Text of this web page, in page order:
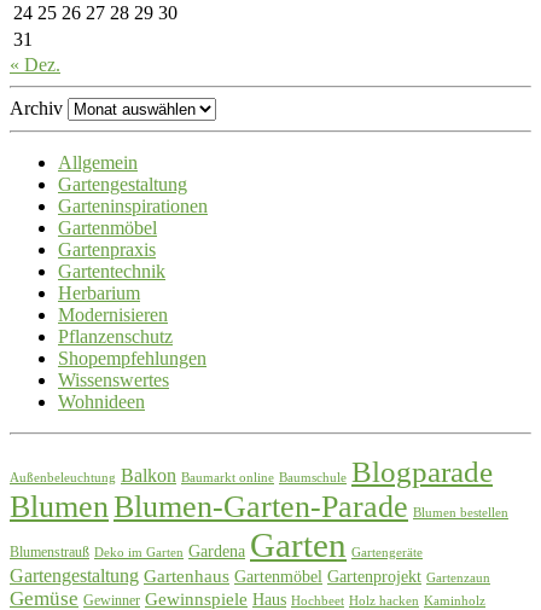
24 25 26 27 28 29 30
31
« Dez.
Archiv
Allgemein
Gartengestaltung
Garteninspirationen
Gartenmöbel
Gartenpraxis
Gartentechnik
Herbarium
Modernisieren
Pflanzenschutz
Shopempfehlungen
Wissenswertes
Wohnideen
Außenbeleuchtung Balkon Baumarkt online Baumschule Blogparade
BlumenBlumen-Garten-Parade Blumen bestellen
Blumenstrauß Deko im Garten Gardena Garten Gartengeräte
Gartengestaltung Gartenhaus Gartenmöbel Gartenprojekt Gartenzaun
Gemüse Gewinner Gewinnspiele Haus Hochbeet Holz hacken Kaminholz